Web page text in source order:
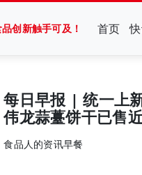
创新触手可及！ 首页
每日早报 | 统一上
伟龙蒜薹饼干已售
食品人的资讯早餐